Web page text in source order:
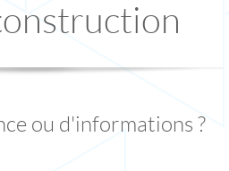
ou d'informations ?